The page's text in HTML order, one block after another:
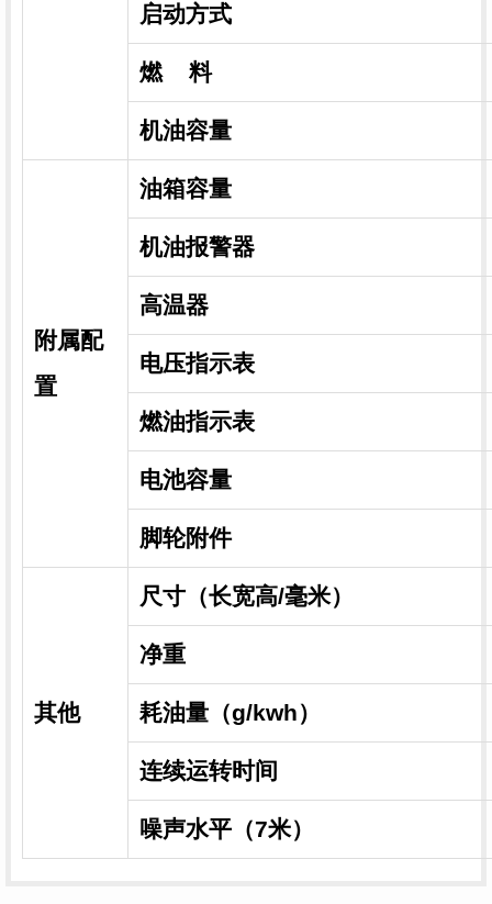
启动方式
燃 料
机油容量
附属配
置
油箱容量
机油报警器
高温器
电压指示表
燃油指示表
电池容量
脚轮附件
其他
尺寸（长宽高/毫米）
净重
耗油量（g/kwh）
连续运转时间
噪声水平（7米）